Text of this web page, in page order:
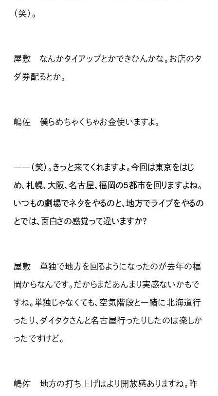
（笑）。
屋敷 なんかタイアップとかできひんかな。お店のタ
ダ券配るとか。
嶋佐 僕らめちゃくちゃお金使いますよ。
――（笑）。きっと来てくれますよ。今回は東京をはじ
め、札幌、大阪、名古屋、福岡の5都市を回りますよね。
いつもの劇場でネタをやるのと、地方でライブをやるの
とでは、面白さの感覚って違いますか？
屋敷 単独で地方を回るようになったのが去年の福
岡からなんです。だからまだあんまり実感ないかもで
すね。単独じゃなくても、空気階段と一緒に北海道行
ったり、ダイタクさんと名古屋行ったりしたのは楽しか
ったですけど。
嶋佐 地方の打ち上げはより開放感ありますね。昨